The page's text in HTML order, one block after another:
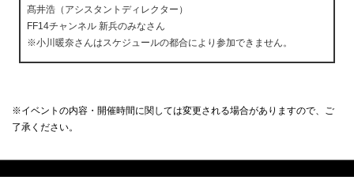
髙井浩（アシスタントディレクター）
FF14チャンネル 新兵のみなさん
※小川暖奈さんはスケジュールの都合により参加できません。
※イベントの内容・開催時間に関しては変更される場合がありますので、ご
了承ください。